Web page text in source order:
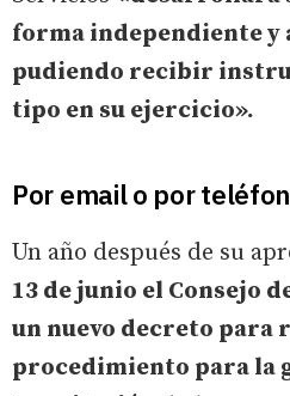
forma independiente y
pudiendo recibir
tipo en su ejercicio».
Por email o por
Un año después de su
13 de junio el Consejo
un nuevo decreto para
procedimiento para la